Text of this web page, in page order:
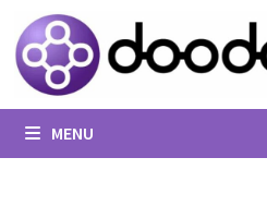
Passer
au
contenu
MENU